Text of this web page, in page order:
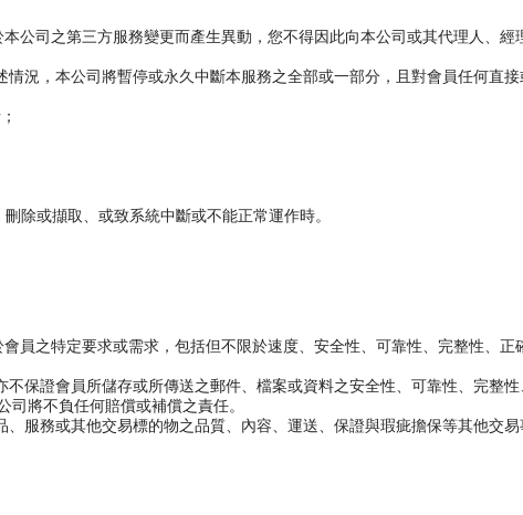
公司之第三方服務變更而產生異動，您不得因此向本公司或其代理人、
況，本公司將暫停或永久中斷本服務之全部或一部分，且對會員任何直
除或擷取、或致系統中斷或不能正常運作時。
員之特定要求或需求，包括但不限於速度、安全性、可靠性、完整性、正
保證會員所儲存或所傳送之郵件、檔案或資料之安全性、可靠性、完整
將不負任何賠償或補償之責任。
服務或其他交易標的物之品質、內容、運送、保證與瑕疵擔保等其他交